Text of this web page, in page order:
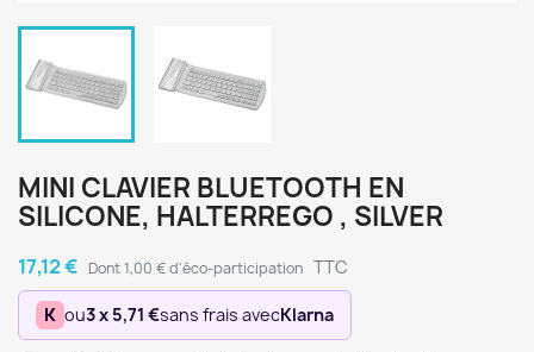
MINI CLAVIER BLUETOOTH EN
SILICONE, HALTERREGO , SILVER
17,12 € Dont 1,00 € d'éco-participation TTC
K ou3 x 5,71 €sans frais avecKlarna